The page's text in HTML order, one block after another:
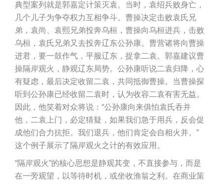
典型案列就是郭嘉定计策灭袁。当时，袁绍兵败身亡，
几个儿子为争夺权力互相争斗。曹操决定击败袁氏兄
弟，袁尚、袁熙兄弟投奔乌桓，曹操向乌桓进兵，击败
乌桓，袁氏兄弟又去投奔辽东公孙康。曹营诸将向曹操
进君，要一鼓作气，平服辽东，捉拿二袁。郭嘉建议曹
操隔岸观火，静观辽东局势。公孙康听说二袁归降，心
有疑虑，最后决定收留二袁，共同抵御曹操。当曹操探
听到公孙康已经收留二袁时，认为收容二袁有害无益。
因此，他笑着对众将说：“公孙康向来俱怕袁氏吞并
他，二袁上门，必定猜疑，如果我们急于用兵，反会促
成他们合力抗拒。我们退兵，他们肯定会自相火并。”
这个例子展示了隔岸观火之计的有效应用。
“隔岸观火”的核心思想是静观其变，不直接参与，而是
在一旁观望，以等待时机，或坐收渔翁之利。在商业策